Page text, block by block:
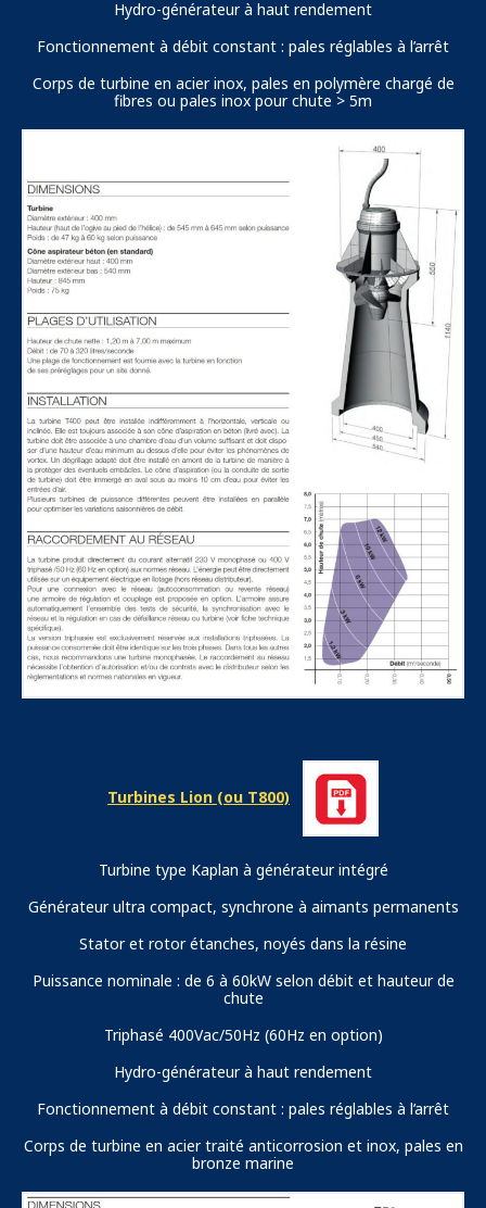
Hydro-générateur à haut rendement
Fonctionnement à débit constant : pales réglables à l’arrêt
Corps de turbine en acier inox, pales en polymère chargé de
fibres ou pales inox pour chute > 5m
Turbines Lion (ou T800)
Turbine type Kaplan à générateur intégré
Générateur ultra compact, synchrone à aimants permanents
Stator et rotor étanches, noyés dans la résine
Puissance nominale : de 6 à 60kW selon débit et hauteur de
chute
Triphasé 400Vac/50Hz (60Hz en option)
Hydro-générateur à haut rendement
Fonctionnement à débit constant : pales réglables à l’arrêt
Corps de turbine en acier traité anticorrosion et inox, pales en
bronze marine